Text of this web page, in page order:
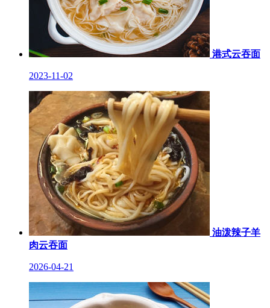
港式云吞面
2023-11-02
油泼辣子羊
肉云吞面
2026-04-21